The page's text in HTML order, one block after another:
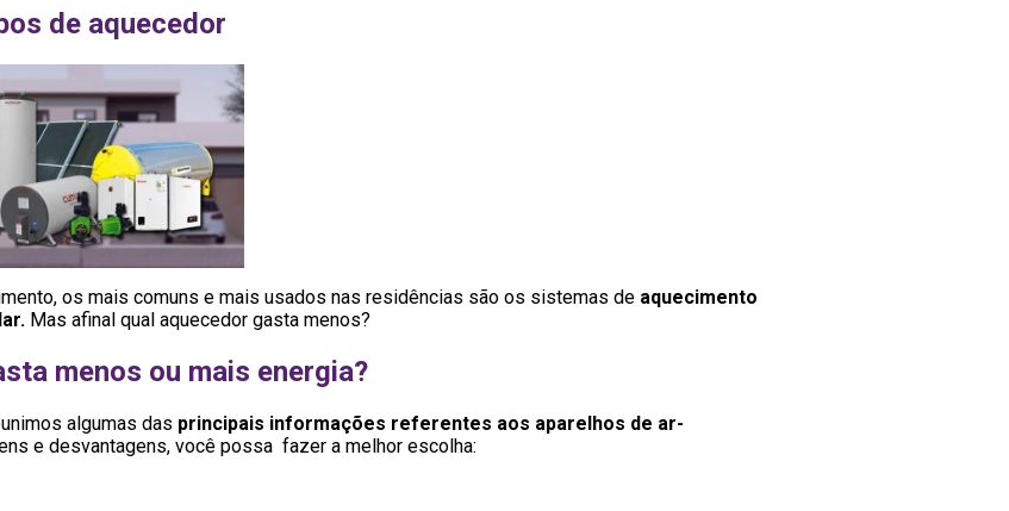
de aquecedor
os mais comuns e mais usados nas residências são os sistemas de aquecimento
Mas afinal qual aquecedor gasta menos?
menos ou mais energia?
algumas das principais informações referentes aos aparelhos de ar-
e desvantagens, você possa fazer a melhor escolha: